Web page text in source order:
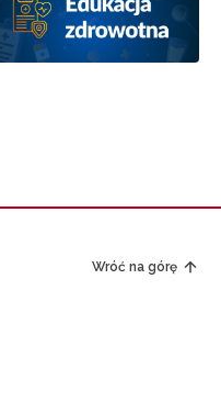
Wróć na górę